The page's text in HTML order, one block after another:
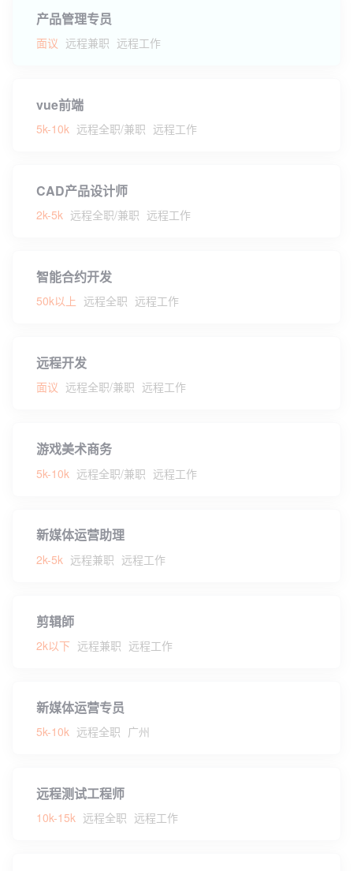
产品管理专员
面议 远程兼职 远程工作
vue前端
5k-10k 远程全职/兼职 远程工作
CAD产品设计师
2k-5k 远程全职/兼职 远程工作
智能合约开发
50k以上 远程全职 远程工作
远程开发
面议 远程全职/兼职 远程工作
游戏美术商务
5k-10k 远程全职/兼职 远程工作
新媒体运营助理
2k-5k 远程兼职 远程工作
剪辑師
2k以下 远程兼职 远程工作
新媒体运营专员
5k-10k 远程全职 广州
远程测试工程师
10k-15k 远程全职 远程工作